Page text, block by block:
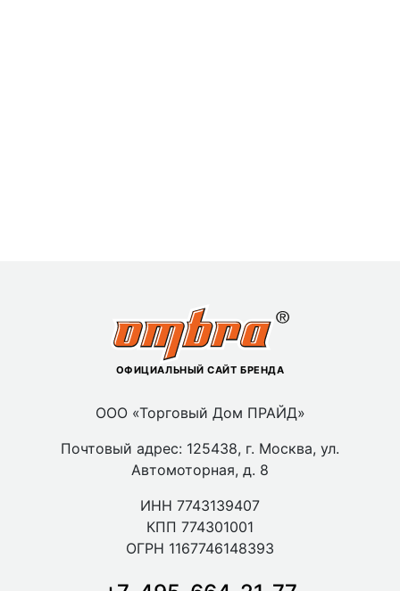
ОФИЦИАЛЬНЫЙ САЙТ БРЕНДА
ООО «Торговый Дом ПРАЙД»
Почтовый адрес: 125438, г. Москва, ул.
Автомоторная, д. 8
ИНН 7743139407
КПП 774301001
ОГРН 1167746148393